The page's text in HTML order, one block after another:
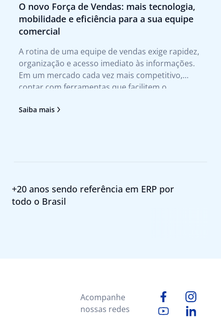
O novo Força de Vendas: mais tecnologia,
mobilidade e eficiência para a sua equipe
comercial
A rotina de uma equipe de vendas exige rapidez,
organização e acesso imediato às informações.
Em um mercado cada vez mais competitivo,
contar com ferramentas que facilitem o
decisão deixou de ser um diferencial para se
Saiba mais
+20 anos sendo referência em ERP por
todo o Brasil
Acompanhe
nossas redes